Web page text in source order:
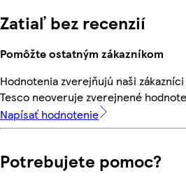
Zatiaľ bez recenzií
Pomôžte ostatným zákazníkom
Hodnotenia zverejňujú naši
Tesco neoveruje zverejnené
Napísať hodnotenie
Potrebujete pomoc?